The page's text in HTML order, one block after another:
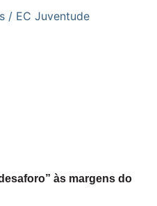
às margens do